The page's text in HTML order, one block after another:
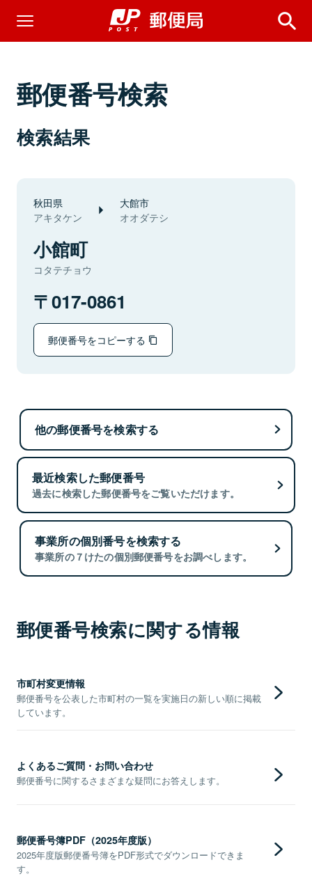
郵便番号検索
検索結果
秋田県
アキタケン
大館市
オオダテシ
小館町
コタテチョウ
017-0861
郵便番号をコピーする
他の郵便番号を検索する
最近検索した郵便番号
過去に検索した郵便番号をご覧いただけます。
事業所の個別番号を検索する
事業所の７けたの個別郵便番号をお調べします。
郵便番号検索に関する情報
市町村変更情報
郵便番号を公表した市町村の一覧を実施日の新しい順に掲載
しています。
よくあるご質問・お問い合わせ
郵便番号に関するさまざまな疑問にお答えします。
郵便番号簿PDF（2025年度版）
2025年度版郵便番号簿をPDF形式でダウンロードできま
す。